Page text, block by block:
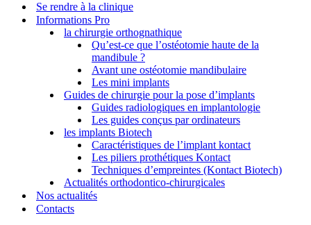
Se rendre à la clinique
Informations Pro
la chirurgie orthognathique
Qu’est-ce que l’ostéotomie haute de la
mandibule ?
Avant une ostéotomie mandibulaire
Les mini implants
Guides de chirurgie pour la pose d’implants
Guides radiologiques en implantologie
Les guides conçus par ordinateurs
les implants Biotech
Caractéristiques de l’implant kontact
Les piliers prothétiques Kontact
Techniques d’empreintes (Kontact Biotech)
Actualités orthodontico-chirurgicales
Nos actualités
Contacts